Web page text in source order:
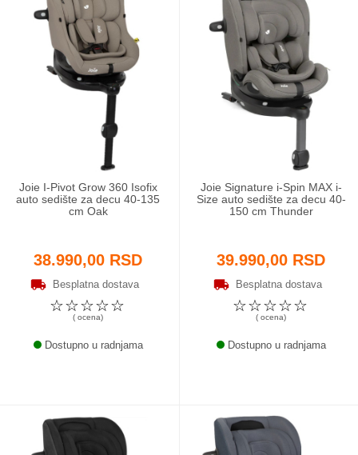
Joie I-Pivot Grow 360 Isofix
auto sedište za decu 40-135
cm Oak
38.990,00 RSD
Besplatna dostava
☆
☆
☆
☆
☆
( ocena)
Dostupno u radnjama
Joie Signature i-Spin MAX i-
Size auto sedište za decu 40-
150 cm Thunder
39.990,00 RSD
Besplatna dostava
☆
☆
☆
☆
☆
( ocena)
Dostupno u radnjama